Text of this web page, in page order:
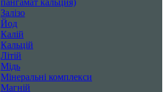
Залізо
Йод
Калій
Кальцій
Літій
Мідь
Мінеральні комплекси
Магній